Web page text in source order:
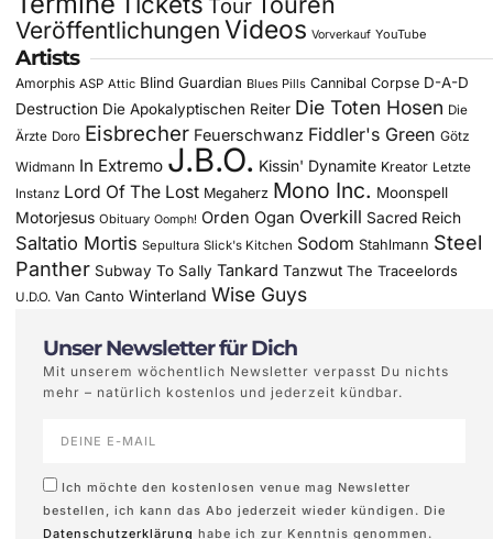
Tour
Veröffentlichungen Videos Vorverkauf YouTube
Artists
Amorphis ASP Attic Blind Guardian Blues Pills Cannibal Corpse D-A-D
Destruction Die Apokalyptischen Reiter Die Toten Hosen Die
Ärzte Doro Eisbrecher Feuerschwanz Fiddler's Green Götz
Widmann In Extremo J.B.O. Kissin' Dynamite Kreator Letzte
Instanz Lord Of The Lost Megaherz Mono Inc. Moonspell
Motorjesus Obituary Oomph! Orden Ogan Overkill Sacred Reich
Saltatio Mortis Sepultura Slick's Kitchen Sodom Stahlmann Steel
Panther Subway To Sally Tankard Tanzwut The Traceelords
U.D.O. Van Canto Winterland Wise Guys
Unser Newsletter für Dich
Mit unserem wöchentlich Newsletter verpasst Du nichts
mehr – natürlich kostenlos und jederzeit kündbar.
Ich möchte den kostenlosen venue mag Newsletter
bestellen, ich kann das Abo jederzeit wieder kündigen. Die
Datenschutzerklärung habe ich zur Kenntnis genommen.